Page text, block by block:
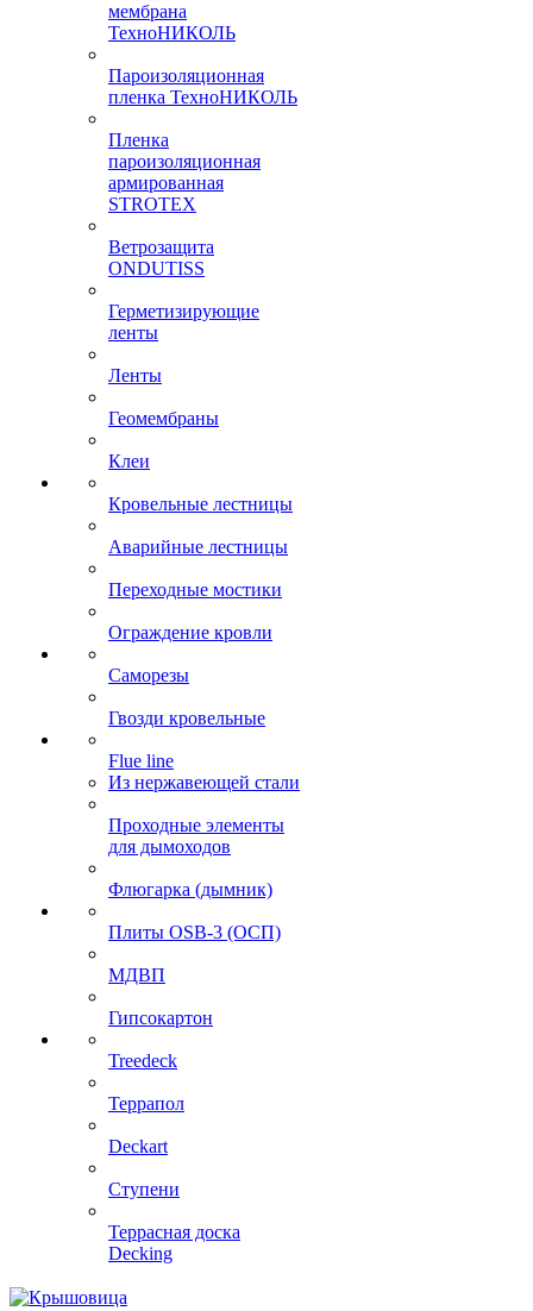
мембрана
ТехноНИКОЛЬ
Пароизоляционная
пленка ТехноНИКОЛЬ
Пленка
пароизоляционная
армированная
STROTEX
Ветрозащита
ONDUTISS
Герметизирующие
ленты
Ленты
Геомембраны
Клеи
Кровельные лестницы
Аварийные лестницы
Переходные мостики
Ограждение кровли
Саморезы
Гвозди кровельные
Flue line
Из нержавеющей стали
Проходные элементы
для дымоходов
Флюгарка (дымник)
Плиты OSB-3 (ОСП)
МДВП
Гипсокартон
Treedeck
Террапол
Deckart
Ступени
Террасная доска
Decking